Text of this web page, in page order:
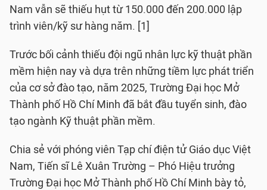
Nam vẫn sẽ thiếu hụt từ 150.000 đến 200.000 lập
trình viên/kỹ sư hàng năm. [1]
Trước bối cảnh thiếu đội ngũ nhân lực kỹ thuật phần
mềm hiện nay và dựa trên những tiềm lực phát triển
của cơ sở đào tạo, năm 2025, Trường Đại học Mở
Thành phố Hồ Chí Minh đã bắt đầu tuyển sinh, đào
tạo ngành Kỹ thuật phần mềm.
Chia sẻ với phóng viên Tạp chí điện tử Giáo dục Việt
Nam, Tiến sĩ Lê Xuân Trường – Phó Hiệu trưởng
Trường Đại học Mở Thành phố Hồ Chí Minh bày tỏ,